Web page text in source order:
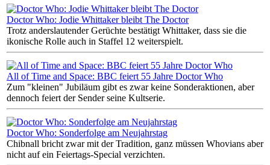
Doctor Who: Jodie Whittaker bleibt The Doctor
Trotz anderslautender Gerüchte bestätigt Whittaker, dass sie die
ikonische Rolle auch in Staffel 12 weiterspielt.
All of Time and Space: BBC feiert 55 Jahre Doctor Who
Zum "kleinen" Jubiläum gibt es zwar keine Sonderaktionen, aber
dennoch feiert der Sender seine Kultserie.
Doctor Who: Sonderfolge am Neujahrstag
Chibnall bricht zwar mit der Tradition, ganz müssen Whovians aber
nicht auf ein Feiertags-Special verzichten.